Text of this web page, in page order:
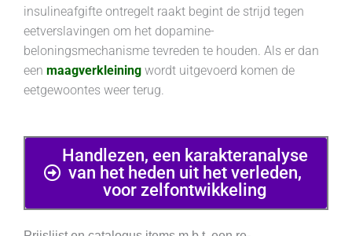
insulineafgifte ontregelt raakt begint de strijd tegen
eetverslavingen om het dopamine-
beloningsmechanisme tevreden te houden. Als er dan
een maagverkleining wordt uitgevoerd komen de
eetgewoontes weer terug.
Handlezen, een karakteranalyse
van het heden uit het verleden,
voor zelfontwikkeling